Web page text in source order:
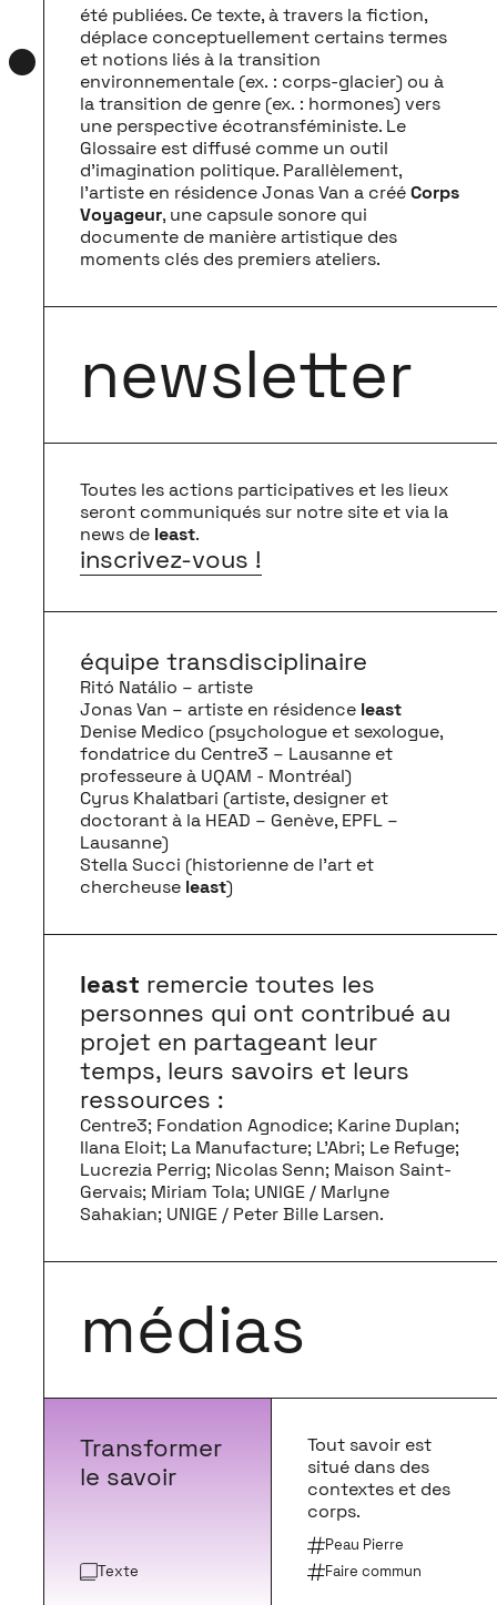
été publiées. Ce texte, à travers la fiction,
déplace conceptuellement certains termes
et notions liés à la transition
environnementale (ex. : corps-glacier) ou à
la transition de genre (ex. : hormones) vers
une perspective écotransféministe. Le
Glossaire est diffusé comme un outil
d’imagination politique. Parallèlement,
l’artiste en résidence Jonas Van a crééCorps
Voyageur, une capsule sonore qui
documente de manière artistique des
moments clés des premiers ateliers.
newsletter
Toutes les actions participatives et les lieux
seront communiqués sur notre site et via la
news de least.
inscrivez-vous !
équipe transdisciplinaire
Ritó Natálio – artiste
Jonas Van – artiste en résidence least
Denise Medico (psychologue et sexologue,
fondatrice du Centre3 – Lausanne et
professeure à UQAM - Montréal)
Cyrus Khalatbari (artiste, designer et
doctorant à la HEAD – Genève, EPFL –
Lausanne)
Stella Succi (historienne de l’art et
chercheuse least)
least remercie toutes les
personnes qui ont contribué au
projet en partageant leur
temps, leurs savoirs et leurs
ressources :
Centre3; Fondation Agnodice; Karine Duplan;
Ilana Eloit; La Manufacture; L’Abri; Le Refuge;
Lucrezia Perrig; Nicolas Senn; Maison Saint-
Gervais; Miriam Tola; UNIGE / Marlyne
Sahakian; UNIGE / Peter Bille Larsen.
médias
Transformer
le savoir
Texte
Tout savoir est
situé dans des
contextes et des
corps.
Peau Pierre
Faire commun